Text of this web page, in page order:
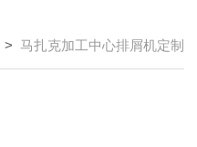
> 马扎克加工中心排屑机定制